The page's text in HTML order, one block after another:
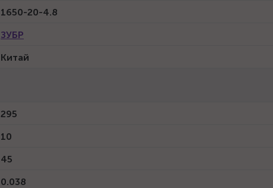
1650-20-4.8
ЗУБР
Китай
295
10
45
0.038